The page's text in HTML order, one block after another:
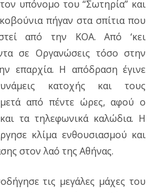
υπόνομο του “Σωτηρία” και
πήγαν στα σπίτια που
από την ΚΟΑ. Από ‘κει
σε Οργανώσεις τόσο στην
επαρχία. Η απόδραση έγινε
κατοχής και τους
μετά από πέντε ώρες, αφού ο
τα τηλεφωνικά καλώδια. Η
κλίμα ενθουσιασμού και
στον λαό της Αθήνας.
τις μεγάλες μάχες του